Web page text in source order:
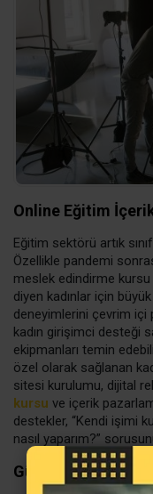
Online Eğitim
Eğitim sektörü artık
Özellikle pandemi
meslek edindirme
diyen kadınlar için
deneyimlerini çevrim içi
kadın girişimci desteği
ekipmanları temin
özel olarak sağlanan
sitesi kurulumu, dijital
kursu ve içerik
destekler, “Kendi işimi
nasıl yaparım?”
Güzellik ve Kişisel